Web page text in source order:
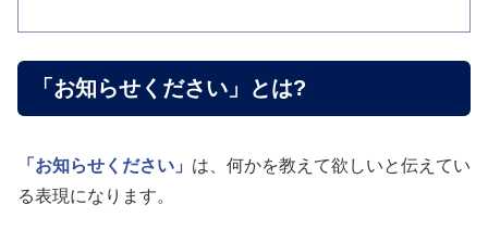
「お知らせください」とは?
「お知らせください」 は、何かを教えて欲しいと伝えてい
る表現になります。